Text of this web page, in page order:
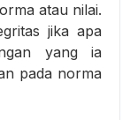
atau nilai.
jika apa
yang ia
pada norma